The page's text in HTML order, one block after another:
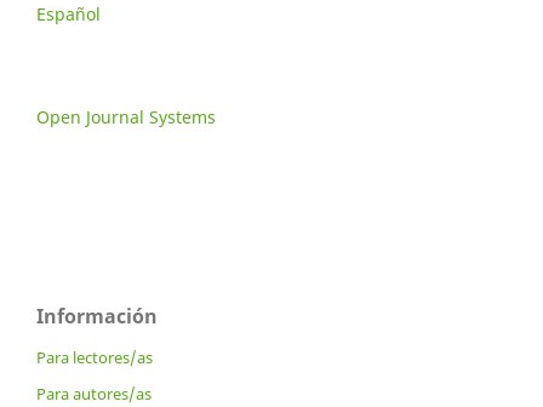
Español
Open Journal Systems
Información
Para lectores/as
Para autores/as